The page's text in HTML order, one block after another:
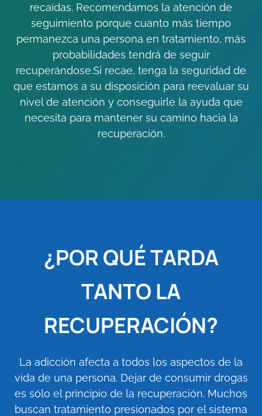
recaídas. Recomendamos la atención de
seguimiento porque cuanto más tiempo
permanezca una persona en tratamiento, más
probabilidades tendrá de seguir
recuperándose.Si recae, tenga la seguridad de
que estamos a su disposición para reevaluar su
nivel de atención y conseguirle la ayuda que
necesita para mantener su camino hacia la
recuperación.
¿POR QUÉ TARDA
TANTO LA
RECUPERACIÓN?
La adicción afecta a todos los aspectos de la
vida de una persona. Dejar de consumir drogas
es sólo el principio de la recuperación. Muchos
buscan tratamiento presionados por el sistema